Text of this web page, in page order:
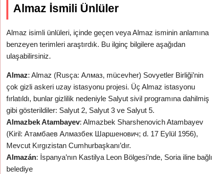
Almaz İsmili Ünlüler
Almaz isimli ünlüleri, içinde geçen veya Almaz isminin anlamına
benzeyen terimleri araştırdık. Bu ilginç bilgilere aşağıdan
ulaşabilirsiniz.
Almaz: Almaz (Rusça: Алмаз, mücevher) Sovyetler Birliği’nin
çok gizli askeri uzay istasyonu projesi. Üç Almaz istasyonu
fırlatıldı, bunlar gizlilik nedeniyle Salyut sivil programına dahilmiş
gibi gösterildiler: Salyut 2, Salyut 3 ve Salyut 5.
Almazbek Atambayev: Almazbek Sharshenovich Atambayev
(Kiril: Атамбаев Алмазбек Шаршенович; d. 17 Eylül 1956),
Mevcut Kırgızistan Cumhurbaşkanı’dır.
Almazán: İspanya’nın Kastilya Leon Bölgesi’nde, Soria iline bağlı
belediye